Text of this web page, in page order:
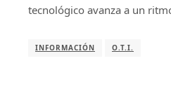
tecnológico avanza a un
INFORMACIÓN O.T.I.